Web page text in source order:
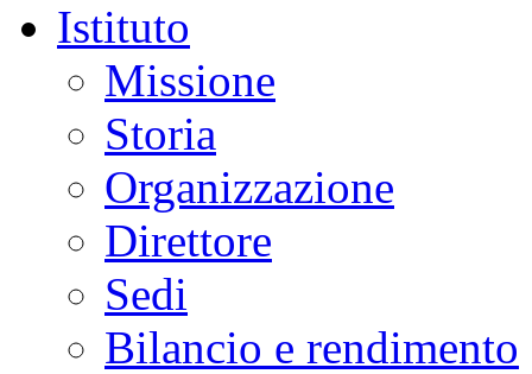
Istituto
Missione
Storia
Organizzazione
Direttore
Sedi
Bilancio e rendimento